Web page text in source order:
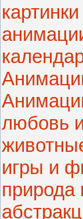
любовь
игры и
природа